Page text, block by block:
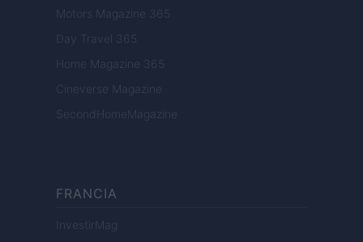
Motors Magazine 365
Day Travel 365
Home Magazine 365
Cineverse Magazine
SecondHomeMagazine
FRANCIA
InvestirMag